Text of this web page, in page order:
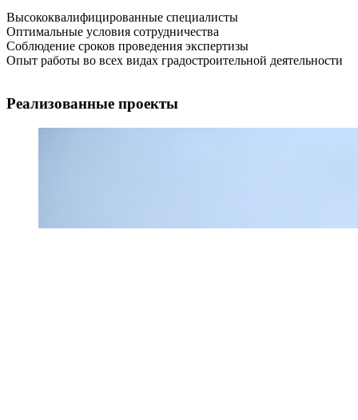
Высококвалифицированные специалисты
Оптимальные условия сотрудничества
Соблюдение сроков проведения экспертизы
Опыт работы во всех видах градостроительной деятельности
Реализованные проекты